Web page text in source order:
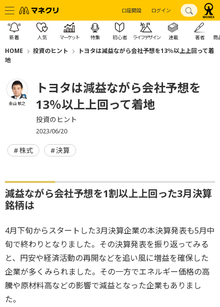
口座開設 ログイン
新着 人気 マーケット 特集 初心者 ライフデザイン 連載 著者 商
HOME 投資のヒント
トヨタは減益ながら会社予想を13％以上上回って着
地
金山 敏之
トヨタは減益ながら会社予想を
13％以上上回って着地
投資のヒント
2023/06/20
株式 決算
減益ながら会社予想を1割以上上回った3月決算
銘柄は
4月下旬からスタートした3月決算企業の本決算発表も5月中
旬で終わりとなりました。その決算発表を振り返ってみる
と、円安や経済活動の再開などを追い風に増益を確保した
企業が多くみられました。その一方でエネルギー価格の高
騰や原材料高などの影響で減益となった企業もありまし
た。